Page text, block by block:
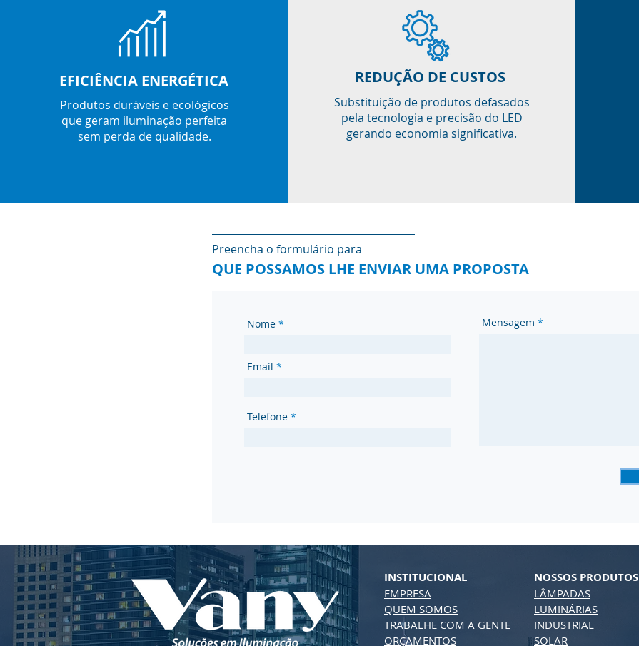
EFICIÊNCIA ENERGÉTICA
Produtos duráveis e ecológicos
que geram iluminação perfeita
sem perda de qualidade.
REDUÇÃO DE CUSTOS
Substituição de produtos defasados
pela tecnologia e precisão do LED
gerando economiasignificativa.
QUE POSSAMOS LHE ENVIAR UMA PROPOSTA
Preencha o formulário para
Nome
Email
Telefone
Mensagem
INSTITUCIONAL
EMPRESA
QUEM SOMOS
TRABALHE COM A GENTE
ORÇAMENTOS
NOSSOS PRODUTOS
LÂMPADAS
LUMINÁRIAS
INDUSTRIAL
SOLAR